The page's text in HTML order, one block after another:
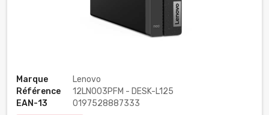
Marque
Lenovo
Référence
12LN003PFM - DESK-L125
EAN-13
0197528887333